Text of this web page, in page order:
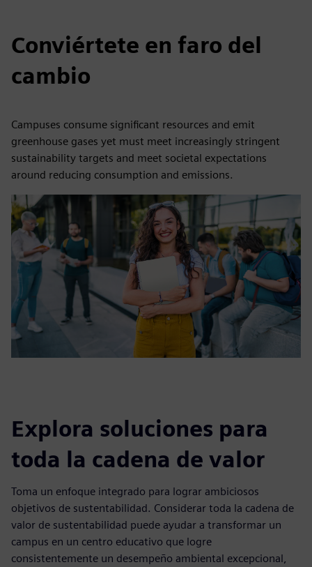
Conviértete en faro del
cambio
Campuses consume significant resources and emit
greenhouse gases yet must meet increasingly stringent
sustainability targets and meet societal expectations
around reducing consumption and emissions.
Explora soluciones para
toda la cadena de valor
Toma un enfoque integrado para lograr ambiciosos
objetivos de sustentabilidad. Considerar toda la cadena de
valor de sustentabilidad puede ayudar a transformar un
campus en un centro educativo que logre
consistentemente un desempeño ambiental excepcional,